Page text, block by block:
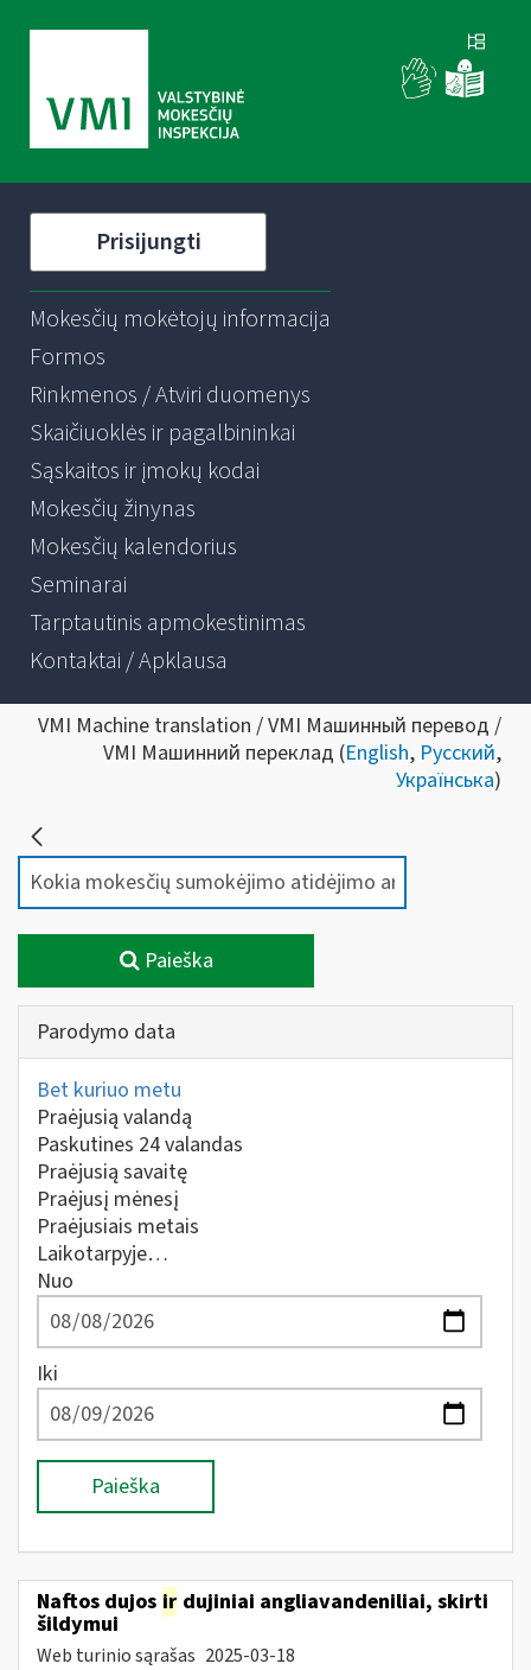
Prisijungti
Mokesčių mokėtojų informacija
Formos
Rinkmenos / Atviri duomenys
Skaičiuoklės ir pagalbininkai
Sąskaitos ir įmokų kodai
Mokesčių žinynas
Mokesčių kalendorius
Seminarai
Tarptautinis apmokestinimas
Kontaktai / Apklausa
VMI Machine translation / VMI Машинный перевод /
VMI Машинний переклад (English, Русский,
Українська)
Paieška
Parodymo data
Bet kuriuo metu
Praėjusią valandą
Paskutines 24 valandas
Praėjusią savaitę
Praėjusį mėnesį
Praėjusiais metais
Laikotarpyje…
Nuo
Iki
Paieška
Naftos dujos ir dujiniai angliavandeniliai, skirti
šildymui
Web turinio sąrašas 2025-03-18